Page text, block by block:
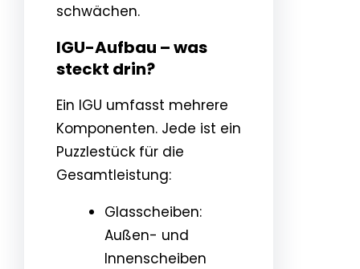
schwächen.
IGU-Aufbau – was
steckt drin?
Ein IGU umfasst mehrere
Komponenten. Jede ist ein
Puzzlestück für die
Gesamtleistung:
Glasscheiben:
Außen- und
Innenscheiben